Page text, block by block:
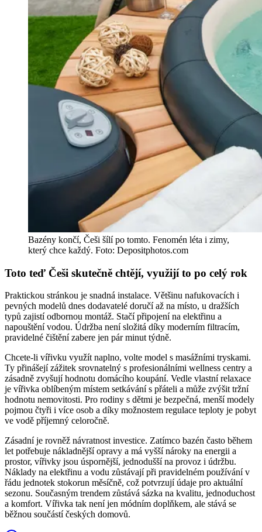
Bazény končí, Češi šílí po tomto. Fenomén léta i zimy,
který chce každý. Foto: Depositphotos.com
Toto teď Češi skutečně chtějí, využijí to po celý rok
Praktickou stránkou je snadná instalace. Většinu nafukovacích i
pevných modelů dnes dodavatelé doručí až na místo, u dražších
typů zajistí odbornou montáž. Stačí připojení na elektřinu a
napouštění vodou. Údržba není složitá díky moderním filtracím,
pravidelné čištění zabere jen pár minut týdně.
Chcete-li vířivku využít naplno, volte model s masážními tryskami.
Ty přinášejí zážitek srovnatelný s profesionálními wellness centry a
zásadně zvyšují hodnotu domácího koupání. Vedle vlastní relaxace
je vířivka oblíbeným místem setkávání s přáteli a může zvýšit tržní
hodnotu nemovitosti. Pro rodiny s dětmi je bezpečná, menší modely
pojmou čtyři i více osob a díky možnostem regulace teploty je pobyt
ve vodě příjemný celoročně.
Zásadní je rovněž návratnost investice. Zatímco bazén často během
let potřebuje nákladnější opravy a má vyšší nároky na energii a
prostor, vířivky jsou úspornější, jednodušší na provoz i údržbu.
Náklady na elektřinu a vodu zůstávají při pravidelném používání v
řádu jednotek stokorun měsíčně, což potvrzují údaje pro aktuální
sezonu. Současným trendem zůstává sázka na kvalitu, jednoduchost
a komfort. Vířivka tak není jen módním doplňkem, ale stává se
běžnou součástí českých domovů.